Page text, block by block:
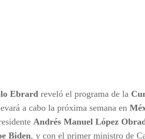
Ebrard reveló el programa de la
a cabo la próxima semana en
Andrés Manuel López
Biden, y con el primer ministro de